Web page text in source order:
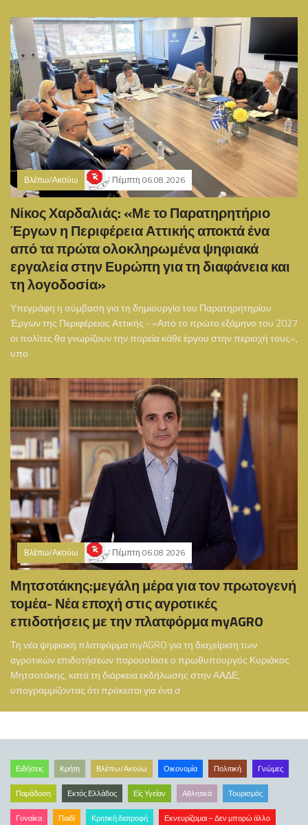
Βλέπω/Ακούω Πέμπτη 06.08.2026
Νίκος Χαρδαλιάς: «Με το Παρατηρητήριο
Έργων η Περιφέρεια Αττικής αποκτά ένα
από τα πρώτα ολοκληρωμένα ψηφιακά
εργαλεία στην Ευρώπη για τη διαφάνεια και
τη λογοδοσία»
Υπεγράφη η σύμβαση για τη δημιουργία του Παρατηρητηρίου
Έργων της Περιφέρειας Αττικής - «Από το πρώτο εξάμηνο του 2027
οι πολίτες θα γνωρίζουν την πορεία κάθε έργου στην περιοχή τους»,
υπο
Βλέπω/Ακούω Πέμπτη 06.08.2026
Μητσοτάκης:μεγάλη μέρα για τον πρωτογενή
τομέα- Νέα εποχή στις αγροτικές
επιδοτήσεις με την πλατφόρμα myAGRO
Τη νέα ψηφιακή πλατφόρμα myAGRO για τη διαχείριση των
αγροτικών επιδοτήσεων παρουσίασε ο πρωθυπουργός Κυριάκος
Μητσοτάκης, κατά τη διάρκεια εκδήλωσης στην ΑΑΔΕ,
υπογραμμίζοντας ότι πρόκειται για ένα σ
Ειδήσεις Κρήτη Βλέπω/Ακούω Οικονομία Πολιτική Γνώμες
Παράδοση Εκτός Ελλάδος Είς Υγείαν Αθλητικά Τουρισμός
Γυναίκα Παιδί Κρητική διατροφή Εκνευρίζομαι – Δεν μπορώ άλλο